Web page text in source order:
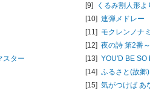
スター
[9]
くるみ割人形
[10] 連弾メドレー
[11] モクレンノナ
[12] 夜の詩 第2番
[13] YOU'D BE SO
[14] ふるさと(故郷)
[15] 気がつけば あ